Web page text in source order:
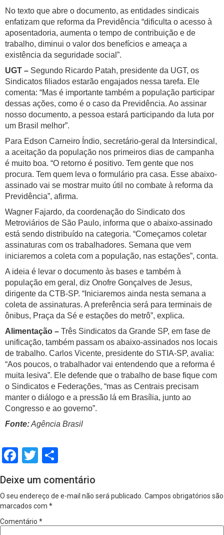
No texto que abre o documento, as entidades sindicais
enfatizam que reforma da Previdência “dificulta o acesso à
aposentadoria, aumenta o tempo de contribuição e de
trabalho, diminui o valor dos benefícios e ameaça a
existência da seguridade social”.
UGT – Segundo Ricardo Patah, presidente da UGT, os
Sindicatos filiados estarão engajados nessa tarefa. Ele
comenta: “Mas é importante também a população participar
dessas ações, como é o caso da Previdência. Ao assinar
nosso documento, a pessoa estará participando da luta por
um Brasil melhor”.
Para Edson Carneiro Índio, secretário-geral da Intersindical,
a aceitação da população nos primeiros dias de campanha
é muito boa. “O retorno é positivo. Tem gente que nos
procura. Tem quem leva o formulário pra casa. Esse abaixo-
assinado vai se mostrar muito útil no combate à reforma da
Previdência”, afirma.
Wagner Fajardo, da coordenação do Sindicato dos
Metroviários de São Paulo, informa que o abaixo-assinado
está sendo distribuído na categoria. “Começamos coletar
assinaturas com os trabalhadores. Semana que vem
iniciaremos a coleta com a população, nas estações”, conta.
A ideia é levar o documento às bases e também à
população em geral, diz Onofre Gonçalves de Jesus,
dirigente da CTB-SP. “Iniciaremos ainda nesta semana a
coleta de assinaturas. A preferência será para terminais de
ônibus, Praça da Sé e estações do metrô”, explica.
Alimentação – Três Sindicatos da Grande SP, em fase de
unificação, também passam os abaixo-assinados nos locais
de trabalho. Carlos Vicente, presidente do STIA-SP, avalia:
“Aos poucos, o trabalhador vai entendendo que a reforma é
muita lesiva”. Ele defende que o trabalho de base fique com
o Sindicatos e Federações, “mas as Centrais precisam
manter o diálogo e a pressão lá em Brasília, junto ao
Congresso e ao governo”.
Fonte:Agência Brasil
Facebook
Twitter
Deixe um comentário
O seu endereço de e-mail não será publicado. Campos obrigatórios são
marcados com *
Comentário *